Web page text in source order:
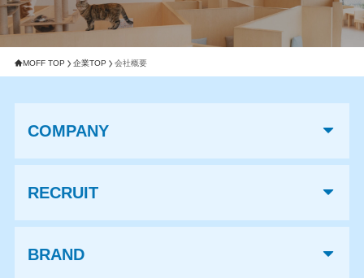
MOFF TOP 企業TOP 会社概要
COMPANY
RECRUIT
BRAND